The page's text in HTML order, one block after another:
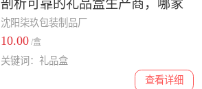
剖析可靠的礼品盒生产商，哪家
口碑和价格都不错
沈阳柒玖包装制品厂
10.00 /盒
查看详细
关键词：礼品盒